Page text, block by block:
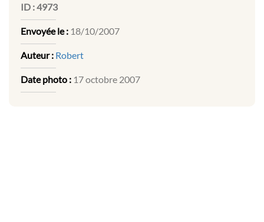
ID :4973
Envoyée le : 18/10/2007
Auteur : Robert
Date photo : 17 octobre 2007